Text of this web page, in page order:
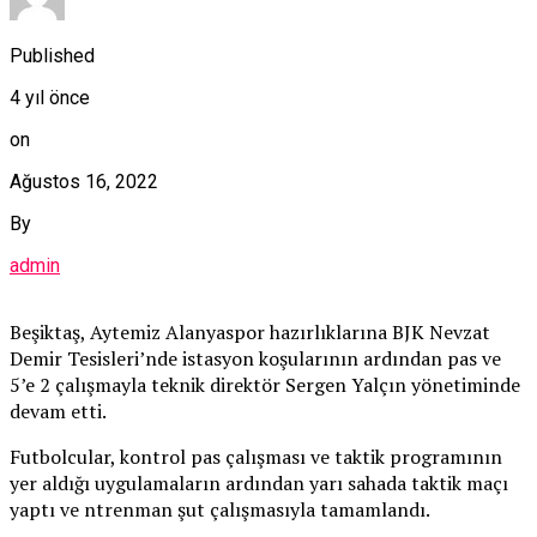
Published
4 yıl önce
on
Ağustos 16, 2022
By
admin
Beşiktaş, Aytemiz Alanyaspor hazırlıklarına BJK Nevzat
Demir Tesisleri’nde istasyon koşularının ardından pas ve
5’e 2 çalışmayla teknik direktör Sergen Yalçın yönetiminde
devam etti.
Futbolcular, kontrol pas çalışması ve taktik programının
yer aldığı uygulamaların ardından yarı sahada taktik maçı
yaptı ve ntrenman şut çalışmasıyla tamamlandı.